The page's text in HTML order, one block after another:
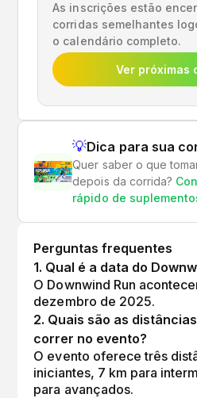
As inscrições estão
corridas semelhantes
o calendário completo.
Ver próximas
💡Dica para sua
Quer saber o que
depois da corrida?
rápido de
Perguntas frequentes
1. Qual é a data do
O Downwind Run
dezembro de 2025.
2. Quais são as
correr no evento?
O evento oferece três
iniciantes, 7 km para
para avançados.